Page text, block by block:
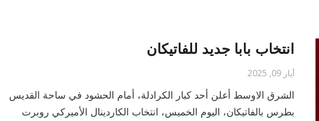
انتخاب بابا جديد للفاتيكان
أيار 09, 2025
الشرق الاوسط أعلن أحد كبار الكرادلة، أمام الحشود في ساحة القديس
بطرس بالفاتيكان، اليوم الخميس، انتخاب الكاردينال الأميركي روبرت